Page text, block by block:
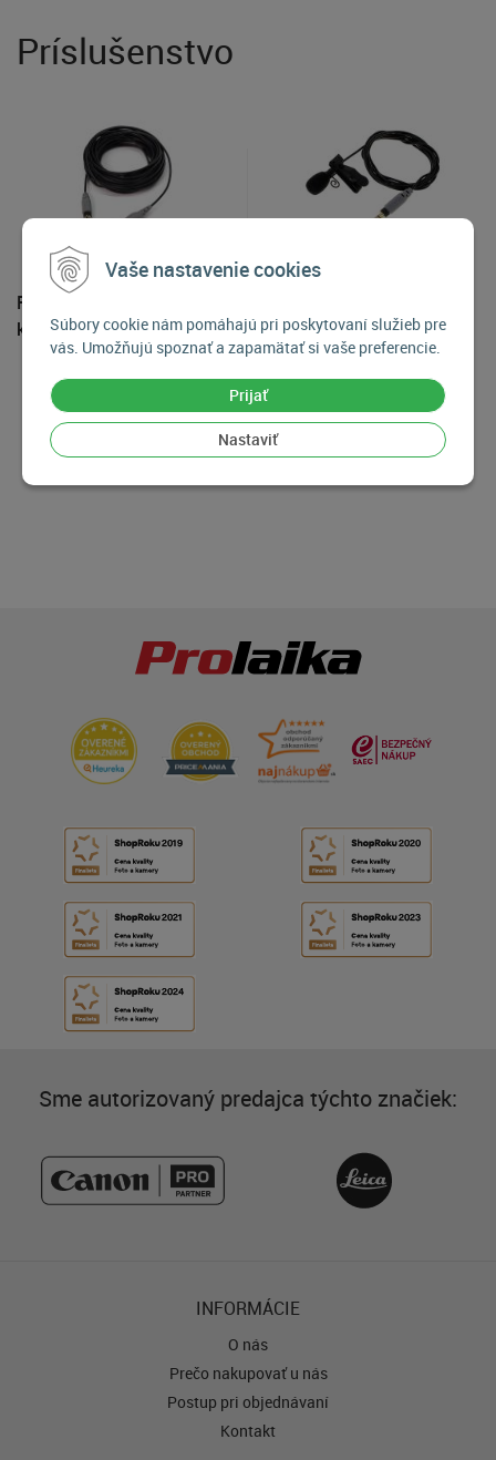
Vaše nastavenie cookies
Súbory cookie nám pomáhajú pri poskytovaní služieb pre
vás. Umožňujú spoznať a zapamätať si vaše preferencie.
Prijať
Nastaviť
Príslušenstvo
RODE SC1 predlžovací
kábel pre smartLav+ 6m
19,90€
Skladom 2-3 kusy
mikrofón
64,90€
Skladom 2-3 kusy
Sme autorizovaný predajca týchto značiek:
INFORMÁCIE
O nás
Prečo nakupovať u nás
Postup pri objednávaní
Kontakt